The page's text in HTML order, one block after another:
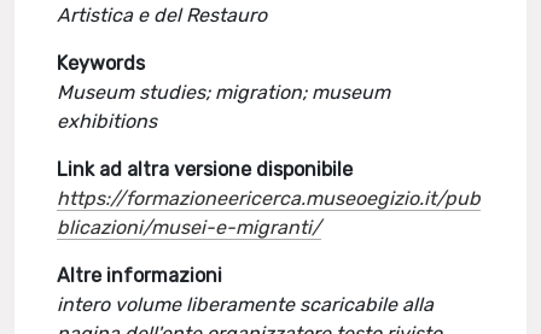
Artistica e del Restauro
Keywords
Museum studies; migration; museum
exhibitions
Link ad altra versione disponibile
https://formazioneericerca.museoegizio.it/pub
blicazioni/musei-e-migranti/
Altre informazioni
intero volume liberamente scaricabile alla